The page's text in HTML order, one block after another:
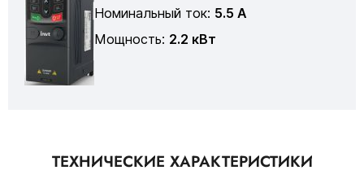
Номинальный ток: 5.5 А
Мощность: 2.2 кВт
ТЕХНИЧЕСКИЕ ХАРАКТЕРИСТИКИ